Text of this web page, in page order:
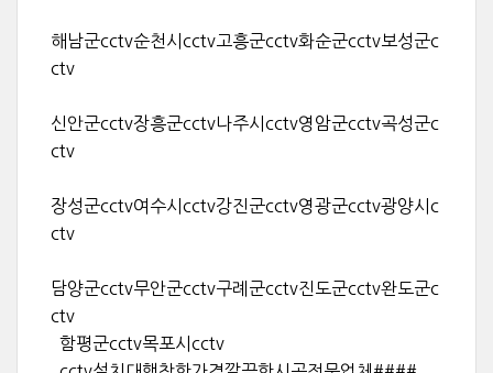
해남군cctv순천시cctv고흥군cctv화순군cctv보성군c
ctv
신안군cctv장흥군cctv나주시cctv영암군cctv곡성군c
ctv
장성군cctv여수시cctv강진군cctv영광군cctv광양시c
ctv
담양군cctv무안군cctv구례군cctv진도군cctv완도군c
ctv
함평군cctv목포시cctv